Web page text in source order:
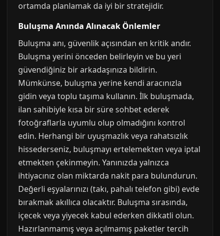
ortamda planlamak da iyi bir stratejidir.
Buluşma Anında Alınacak Önlemler
Buluşma anı, güvenlik açısından en kritik andır.
Buluşma yerini önceden belirleyin ve bu yeri
güvendiğiniz bir arkadaşınıza bildirin.
Mümkünse, buluşma yerine kendi aracınızla
gidin veya toplu taşıma kullanın. İlk buluşmada,
ilan sahibiyle kısa bir süre sohbet ederek
fotoğraflarla uyumlu olup olmadığını kontrol
edin. Herhangi bir uyuşmazlık veya rahatsızlık
hissederseniz, buluşmayı ertelemekten veya iptal
etmekten çekinmeyin. Yanınızda yalnızca
ihtiyacınız olan miktarda nakit para bulundurun.
Değerli eşyalarınızı (takı, pahalı telefon gibi) evde
bırakmak akıllıca olacaktır. Buluşma sırasında,
içecek veya yiyecek kabul ederken dikkatli olun.
Hazırlanmamış veya açılmamış paketler tercih